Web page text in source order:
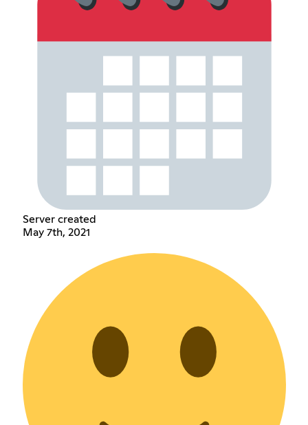
Server created
May 7th, 2021